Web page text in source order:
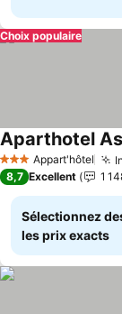
Choix populaire
3 ÉtoilesAppart'hôtel
Aparthotel
8,7 Excellent 1
Sélectionnez
les prix exacts